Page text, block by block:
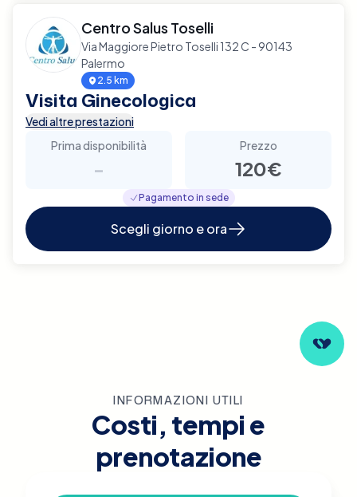
Centro Salus Toselli
Via Maggiore Pietro Toselli 132 C - 90143
Palermo
2.5 km
Visita Ginecologica
Vedi altre prestazioni
Prima disponibilità
-
Prezzo
120€
Pagamento in sede
Scegli giorno e ora
INFORMAZIONI UTILI
Costi, tempi e
prenotazione